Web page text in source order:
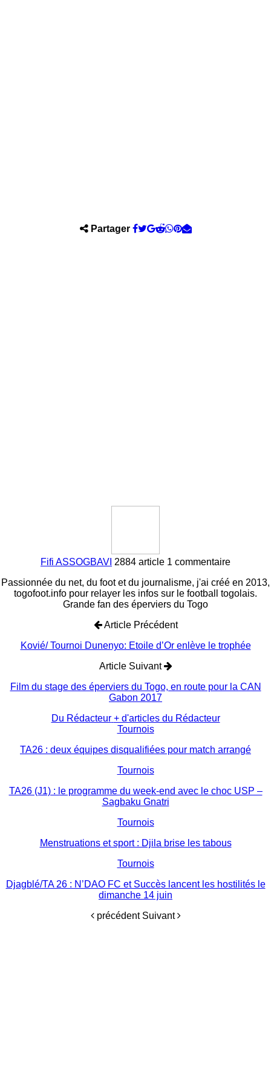
Partager
Fifi ASSOGBAVI 2884 article 1 commentaire
Passionnée du net, du foot et du journalisme, j'ai créé en 2013,
togofoot.info pour relayer les infos sur le football togolais.
Grande fan des éperviers du Togo
Article Précédent
Kovié/ Tournoi Dunenyo: Etoile d’Or enlève le trophée
Article Suivant
Film du stage des éperviers du Togo, en route pour la CAN
Gabon 2017
Du Rédacteur + d'articles du Rédacteur
Tournois
TA26 : deux équipes disqualifiées pour match arrangé
Tournois
TA26 (J1) : le programme du week-end avec le choc USP –
Sagbaku Gnatri
Tournois
Menstruations et sport : Djila brise les tabous
Tournois
Djagblé/TA 26 : N’DAO FC et Succès lancent les hostilités le
dimanche 14 juin
précédent Suivant